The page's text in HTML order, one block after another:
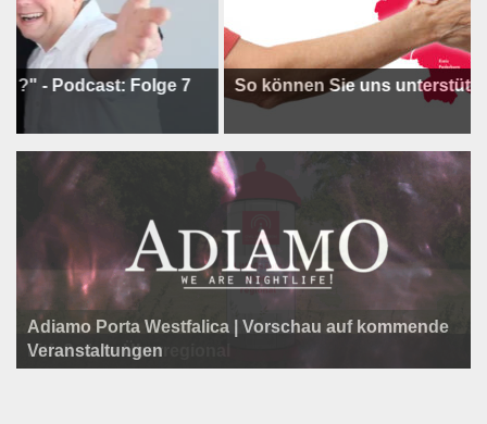
Folge 7 So können Sie uns unterstützen !
Programm der Komödie am Klosterplatz.
Litfaßsäule Überregional
Adiamo Porta Westfalica | Vorschau auf kommende
Veranstaltungen
Litfaßsäule Überregional
Litfaßsäule Überregional